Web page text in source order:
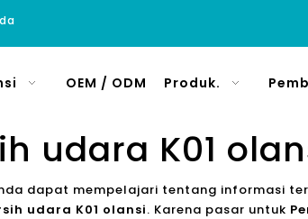
OEM / ODM Produk.
udara K01
dapat mempelajari tentang informasi
udara K01 olansi. Karena pasar untuk